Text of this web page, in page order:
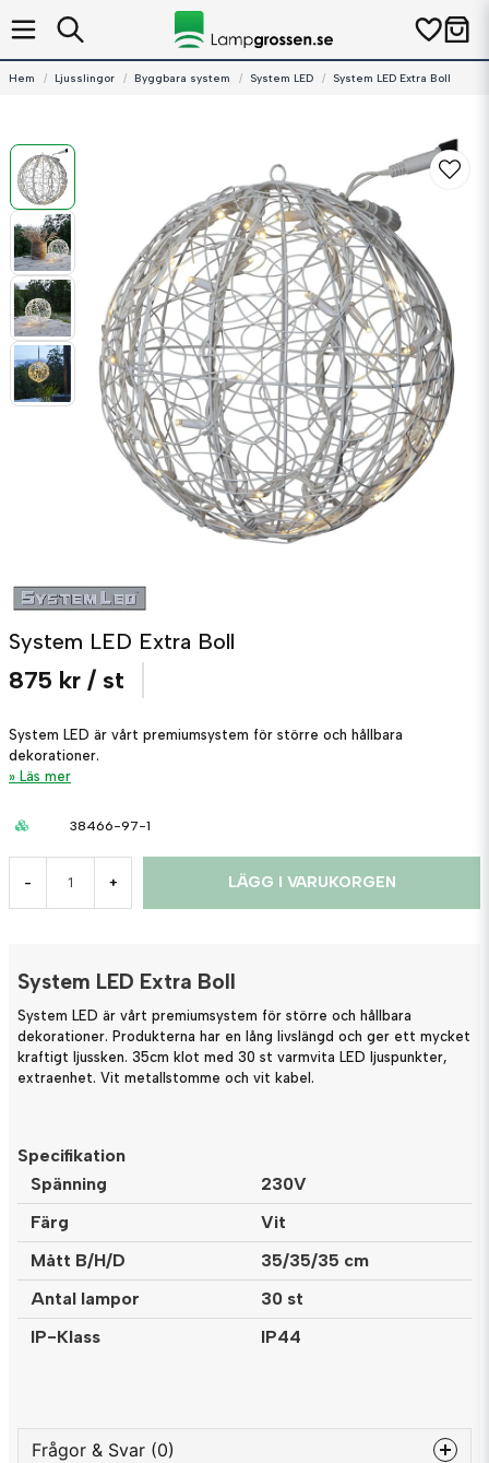
Hem Ljusslingor Byggbara system System LED System LED Extra Boll
System LED Extra Boll
875 kr / st
System LED är vårt premiumsystem för större och hållbara
dekorationer.
Läs mer
38466-97-1
- + LÄGG I VARUKORGEN
System LED Extra Boll
System LED är vårt premiumsystem för större och hållbara
dekorationer. Produkterna har en lång livslängd och ger ett mycket
kraftigt ljussken. 35cm klot med 30 st varmvita LED ljuspunkter,
extraenhet. Vit metallstomme och vit kabel.
Specifikation
Spänning
230V
Färg
Vit
Mått B/H/D
35/35/35 cm
Antal lampor
30 st
IP-Klass
IP44
Frågor & Svar (0)